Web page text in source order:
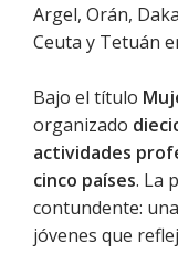
Argel, Orán,
Ceuta y Tetuán
Bajo el título
organizado
actividades
cinco países. La
contundente:
jóvenes que